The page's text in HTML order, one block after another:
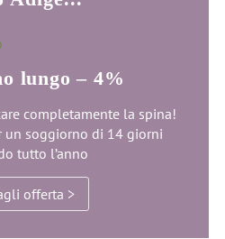
lungo – 4%
completamente la spina!
un soggiorno di 14 giorni
tutto l’anno
offerta >